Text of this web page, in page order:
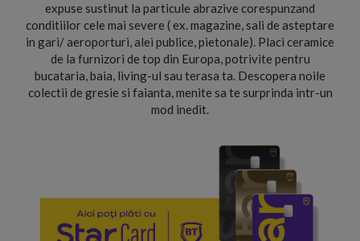
expuse sustinut la particule abrazive corespunzand
conditiilor cele mai severe ( ex. magazine, sali de asteptare
in gari/ aeroporturi, alei publice, pietonale). Placi ceramice
de la furnizori de top din Europa, potrivite pentru
bucataria, baia, living-ul sau terasa ta. Descopera noile
colectii de gresie si faianta, menite sa te surprinda intr-un
mod inedit.